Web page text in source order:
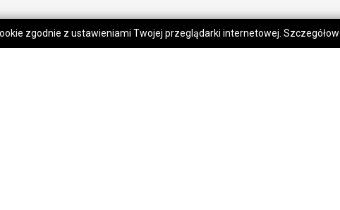
zgodnie z ustawieniami Twojej przeglądarki internetowej.